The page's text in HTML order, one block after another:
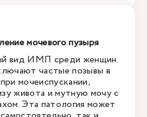
мочевого пузыря
вид ИМП среди женщин.
частые позывы в
мочеиспускании,
живота и мутную мочу с
Эта патология может